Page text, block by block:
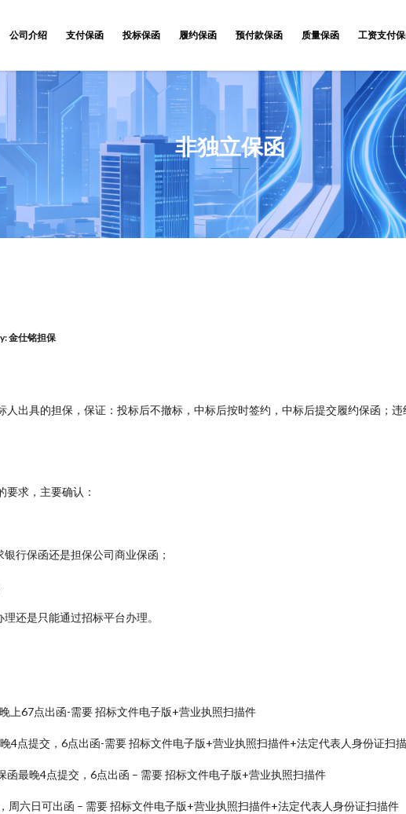
公司介绍 支付保函 投标保函 履约保函 预付款保函 质量保函 工资支付
非独立保函
金仕铭担保
出具的担保，保证：投标后不撤标，中标后按时签约，中标后提交履约保函；违
求，主要确认：
行保函还是担保公司商业保函；
还是只能通过招标平台办理。
上67点出函-需要 招标文件电子版+营业执照扫描件
4点提交，6点出函-需要 招标文件电子版+营业执照扫描件+法定代表人身份证扫
函最晚4点提交，6点出函 – 需要 招标文件电子版+营业执照扫描件
周六日可出函 – 需要 招标文件电子版+营业执照扫描件+法定代表人身份证扫描件